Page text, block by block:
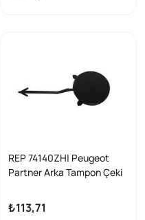
REP 74140ZH| Peugeot
Partner Arka Tampon Çeki
₺113,71